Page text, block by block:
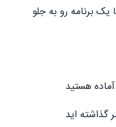
برنامه رو به جلو
هستید
گذاشته اید